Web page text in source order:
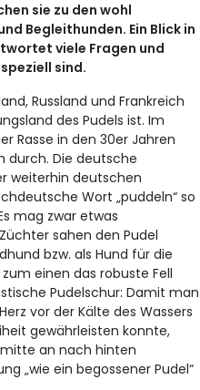
sie zu den wohl
Begleithunden. Ein Blick in
viele Fragen und
sind.
Russland und Frankreich
des Pudels ist. Im
Rasse in den 30er Jahren
durch. Die deutsche
weiterhin deutschen
Wort „puddeln“ so
mag zwar etwas
sahen den Pudel
bzw. als Hund für die
einen das robuste Fell
Pudelschur: Damit man
vor der Kälte des Wassers
gewährleisten konnte,
an nach hinten
„wie ein begossener Pudel“